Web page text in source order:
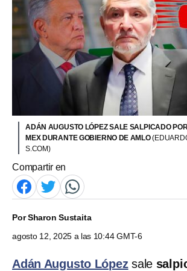
ADÁN AUGUSTO LÓPEZ SALE SALPICADO
MEX DURANTE GOBIERNO DE AMLO
S.COM)
Compartir en
PorSharon Sustaita
agosto 12, 2025 a las 10:44 GMT-6
Adán Augusto Lópezsale